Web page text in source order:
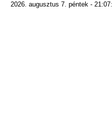
2026. augusztus 7. péntek -